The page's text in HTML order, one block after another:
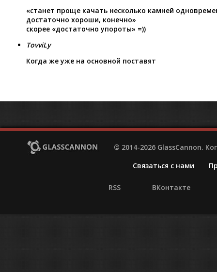
«станет проще качать несколько камней
достаточно хороши, конечно»
скорее «достаточно упороты» =))
TovviLy
Когда же уже на основной поставят
© 2014-2026 GlassCannon.
Связаться с нами
RSS ВКонтакте